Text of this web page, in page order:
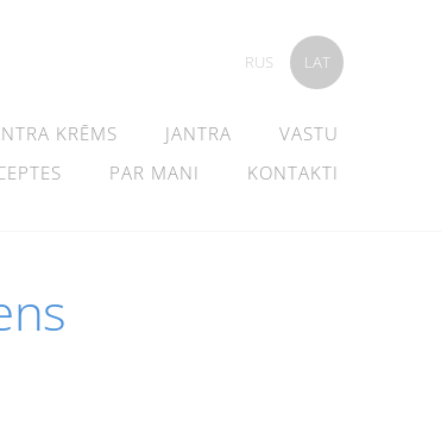
KRĒMS JANTRA
VASTU
PAR MANI KONTAKTI
RUS LAT